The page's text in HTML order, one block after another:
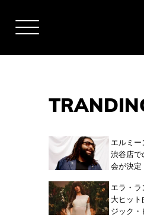
エルミ
渋谷店で
会が決定
エラ・
大ヒット
ジック・